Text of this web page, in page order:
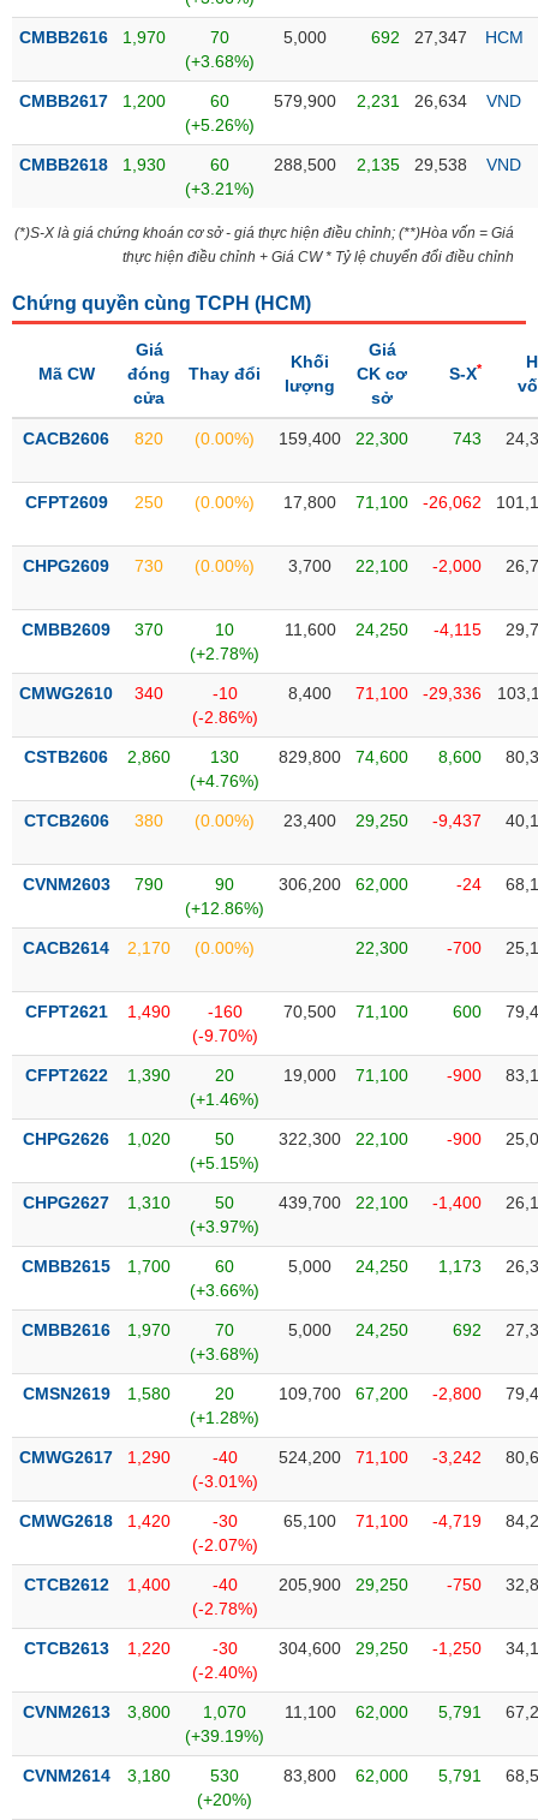
kỹ
Hồ
nghiệp
Tin
tức
kiện
liệu
Tâm
lý
CMBB2616 1,970
70
(+3.68%)
5,000 692 27,347 HCM
CMBB2617 1,200
60
(+5.26%)
579,900 2,231 26,634 VND
CMBB2618 1,930
60
(+3.21%)
288,500 2,135 29,538 VND
(*)S-X là giá chứng khoán cơ sở - giá thực hiện điều chỉnh; (**)Hòa vốn = Giá
thực hiện điều chỉnh + Giá CW * Tỷ lệ chuyển đổi điều chỉnh
Chứng quyền cùng TCPH (HCM)
Mã CW
Giá
đóng
cửa
Thay đổi
Khối
lượng
Giá
CK cơ
sở
S-X*
CACB2606 820 (0.00%) 159,400 22,300 743
CFPT2609 250 (0.00%) 17,800 71,100 -26,062
CHPG2609 730 (0.00%) 3,700 22,100 -2,000
CMBB2609 370
10
(+2.78%)
11,600 24,250 -4,115
CMWG2610 340
-10
(-2.86%)
8,400 71,100 -29,336
CSTB2606 2,860
130
(+4.76%)
829,800 74,600 8,600
CTCB2606 380 (0.00%) 23,400 29,250 -9,437
CVNM2603 790
90
(+12.86%)
306,200 62,000 -24
CACB2614 2,170 (0.00%) 22,300 -700
CFPT2621 1,490
-160
(-9.70%)
70,500 71,100 600
CFPT2622 1,390
20
(+1.46%)
19,000 71,100 -900
CHPG2626 1,020
50
(+5.15%)
322,300 22,100 -900
CHPG2627 1,310
50
(+3.97%)
439,700 22,100 -1,400
CMBB2615 1,700
60
(+3.66%)
5,000 24,250 1,173
CMBB2616 1,970
70
(+3.68%)
5,000 24,250 692
CMSN2619 1,580
20
(+1.28%)
109,700 67,200 -2,800
CMWG2617 1,290
-40
(-3.01%)
524,200 71,100 -3,242
CMWG2618 1,420
-30
(-2.07%)
65,100 71,100 -4,719
CTCB2612 1,400
-40
(-2.78%)
205,900 29,250 -750
CTCB2613 1,220
-30
(-2.40%)
304,600 29,250 -1,250
CVNM2613 3,800
1,070
(+39.19%)
11,100 62,000 5,791
CVNM2614 3,180
530
(+20%)
83,800 62,000 5,791
SECTOR
NĂNG
NGUYÊN
LIỆU
TIÊU
KHÔNG
YẾU
TIÊU
DÙNG
CHĂM
SÓC
KHỎE
CÔNG
THÔNG
DỊCH
TRUYỀN